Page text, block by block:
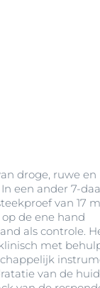
droge, ruwe en
een ander 7-
van 17
de ene hand
als controle.
met
van de